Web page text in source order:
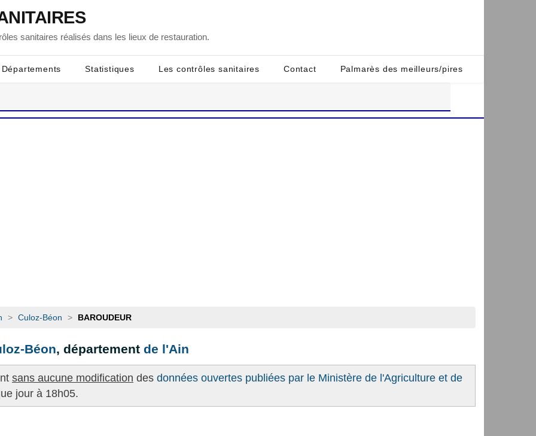
sanitaires réalisés dans les lieux de restauration.
Départements Statistiques Les contrôles sanitaires Contact Palmarès des meilleurs/pires
> Culoz-Béon > BAROUDEUR
Béon, département de l'Ain
sans aucune modification des données ouvertes publiées par le Ministère de l'Agriculture et de
jour à 18h05.